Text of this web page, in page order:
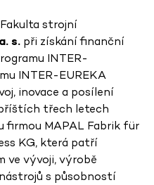
strojní
s. při získání finanční
INTER-
INTER-EUREKA
inovace a posílení
třech letech
firmou MAPAL Fabrik für
KG, která patří
ve vývoji, výrobě
s působností